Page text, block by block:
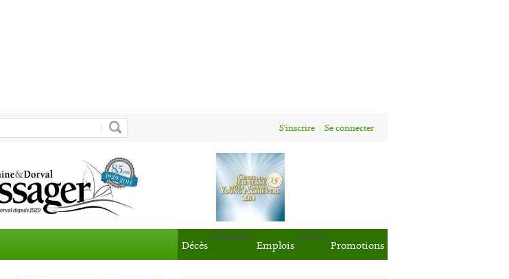
S'inscrire Se connecter
Décès
Classées
Emplois
Autos
Promotions